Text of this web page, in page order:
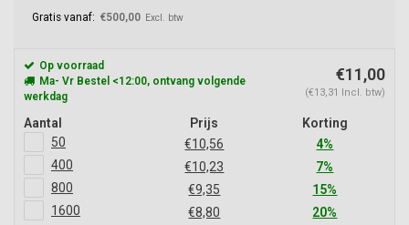
Gratis vanaf: €500,00 Excl. btw
Op voorraad
Ma- Vr Bestel <12:00, ontvang volgende
werkdag
€11,00
(€13,31 Incl. btw)
Aantal Prijs
Korting
50
€10,56
4%
400
€10,23
7%
800
€9,35
15%
1600
€8,80 20%